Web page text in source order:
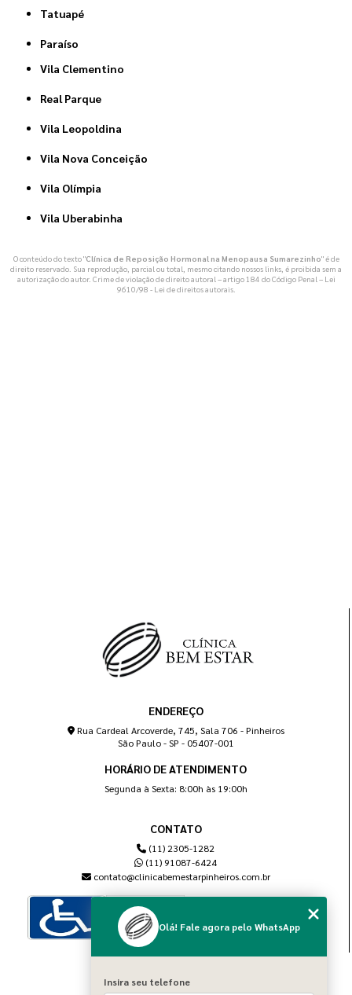
Tatuapé
Paraíso
Vila Clementino
Real Parque
Vila Leopoldina
Vila Nova Conceição
Vila Olímpia
Vila Uberabinha
O conteúdo do texto "Clínica de Reposição Hormonal na Menopausa Sumarezinho" é de
direito reservado. Sua reprodução, parcial ou total, mesmo citando nossos links, é proibida sem a
autorização do autor. Crime de violação de direito autoral – artigo 184 do Código Penal – Lei
9610/98 - Lei de direitos autorais.
ENDEREÇO
Rua Cardeal Arcoverde, 745, Sala 706 - Pinheiros
São Paulo - SP - 05407-001
HORÁRIO DE ATENDIMENTO
Segunda à Sexta: 8:00h às 19:00h
CONTATO
(11) 2305-1282
(11) 91087-6424
contato@clinicabemestarpinheiros.com.br
Olá! Fale agora pelo WhatsApp
Insira seu telefone